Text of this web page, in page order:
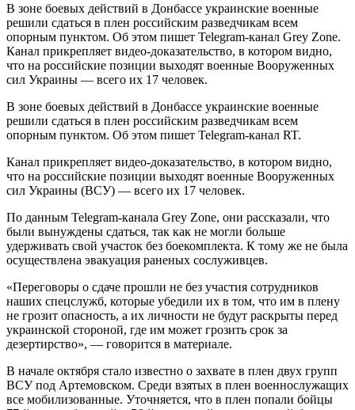
В зоне боевых действий в Донбассе украинские военные
решили сдаться в плен российским разведчикам всем
опорным пунктом. Об этом пишет Telegram-канал Grey Zone.
Канал прикрепляет видео-доказательство, в котором видно,
что на российские позиции выходят военные Вооруженных
сил Украины — всего их 17 человек.
В зоне боевых действий в Донбассе украинские военные
решили сдаться в плен российским разведчикам всем
опорным пунктом. Об этом пишет Telegram-канал RT.
Канал прикрепляет видео-доказательство, в котором видно,
что на российские позиции выходят военные Вооруженных
сил Украины (ВСУ) — всего их 17 человек.
По данным Telegram-канала Grey Zone, они рассказали, что
были вынуждены сдаться, так как не могли больше
удерживать свой участок без боекомплекта. К тому же не была
осуществлена эвакуация раненых сослуживцев.
«Переговоры о сдаче прошли не без участия сотрудников
наших спецслужб, которые убедили их в том, что им в плену
не грозит опасность, а их личности не будут раскрыты перед
украинской стороной, где им может грозить срок за
дезертирство», — говорится в материале.
В начале октября стало известно о захвате в плен двух групп
ВСУ под Артемовском. Среди взятых в плен военнослужащих
все мобилизованные. Уточняется, что в плен попали бойцы